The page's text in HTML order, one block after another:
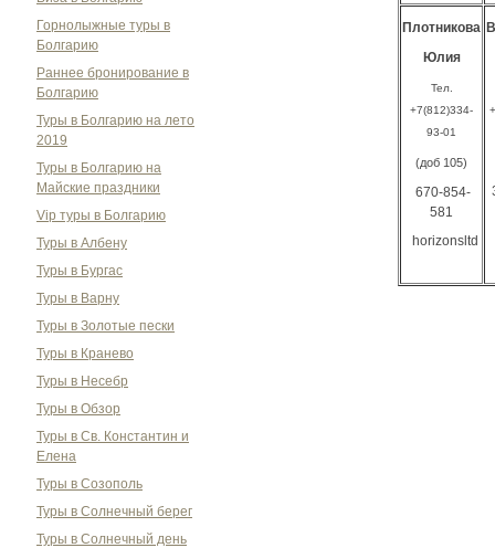
Горнолыжные туры в
Болгарию
Раннее бронирование в
Болгарию
Туры в Болгарию на лето
2019
Туры в Болгарию на
Майские праздники
Vip туры в Болгарию
Туры в Албену
Туры в Бургас
Туры в Варну
Туры в Золотые пески
Туры в Кранево
Туры в Несебр
Туры в Обзор
Туры в Св. Константин и
Елена
Туры в Созополь
Туры в Солнечный берег
Туры в Солнечный день
Плотникова
Юлия
Тел.
+7(812)334-
93-01
(доб 105)
670-854-
581
horizonsltd